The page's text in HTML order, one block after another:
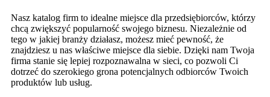
Nasz katalog firm to idealne miejsce dla przedsiębiorców, którzy
chcą zwiększyć popularność swojego biznesu. Niezależnie od
tego w jakiej branży działasz, możesz mieć pewność, że
znajdziesz u nas właściwe miejsce dla siebie. Dzięki nam Twoja
firma stanie się lepiej rozpoznawalna w sieci, co pozwoli Ci
dotrzeć do szerokiego grona potencjalnych odbiorców Twoich
produktów lub usług.